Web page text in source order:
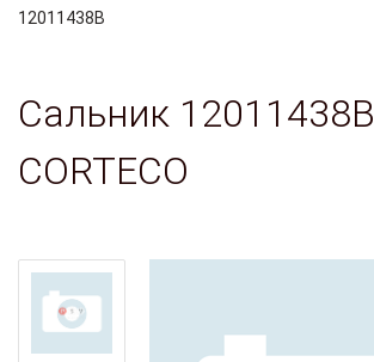
12011438B
Сальник 12011438B
CORTECO